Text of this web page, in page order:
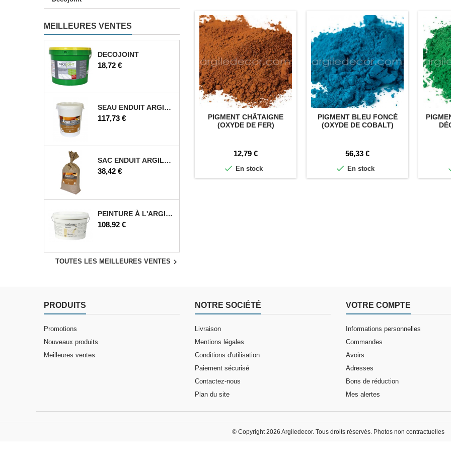
MEILLEURES VENTES
DECOJOINT
Prix
18,72 €
SEAU ENDUIT ARGILE 25 KG
Prix
117,73 €
SAC ENDUIT ARGILE 12,5 KG
Prix
38,42 €
PEINTURE À L'ARGILE 5 L
Prix
108,92 €
TOUTES LES MEILLEURES VENTES 
PIGMENT CHÂTAIGNE
(OXYDE DE FER)
Prix
12,79 €
 En stock
PIGMENT BLEU FONCÉ
(OXYDE DE COBALT)
Prix
56,33 €
 En stock
PRODUITS
Promotions
Nouveaux produits
Meilleures ventes
NOTRE SOCIÉTÉ
Livraison
Mentions légales
Conditions d'utilisation
Paiement sécurisé
Contactez-nous
Plan du site
VOTRE COMPTE
Informations personnelles
Commandes
Avoirs
Adresses
Bons de réduction
Mes alertes
© Copyright 2026 Argiledecor. Tous droits réservés. Photos non contractuelles